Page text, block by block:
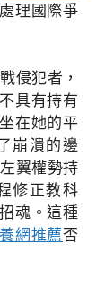
理國際爭
侵犯者，
具有持有
在她的平
崩潰的邊
翼權勢持
修正教科
魂。這種
網推薦否